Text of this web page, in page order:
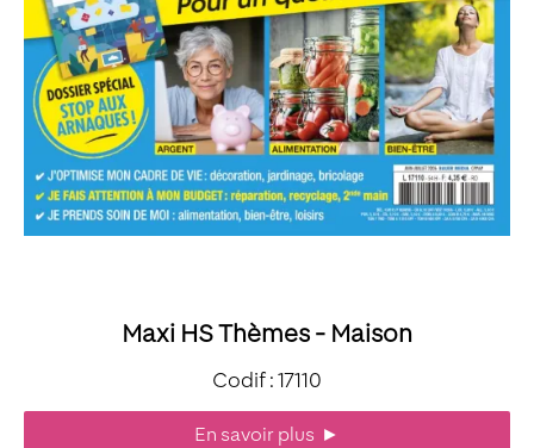
Maxi HS Thèmes - Maison
Codif : 17110
En savoir plus ►